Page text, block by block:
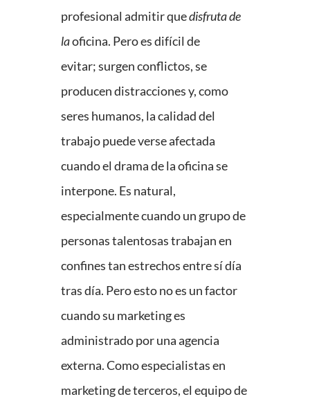
profesional admitir quedisfruta de
laoficina. Pero es difícil de
evitar; surgen conflictos, se
producen distracciones y, como
seres humanos, la calidad del
trabajo puede verse afectada
cuando el drama de la oficina se
interpone. Es natural,
especialmente cuando un grupo de
personas talentosas trabajan en
confines tan estrechos entre sí día
tras día. Pero esto no es un factor
cuando su marketing es
administrado por una agencia
externa. Como especialistas en
marketing de terceros, el equipo de